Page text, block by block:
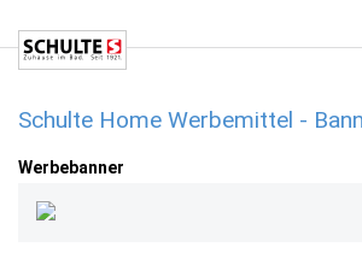
Schulte Home Werbemittel -
Werbebanner